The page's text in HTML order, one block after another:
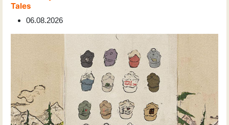
Tales
06.08.2026